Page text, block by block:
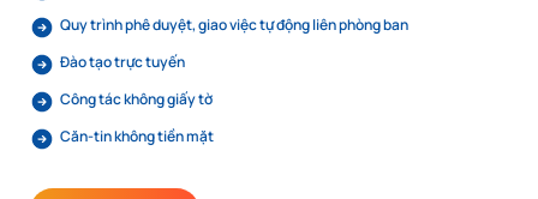
Quy trình phê duyệt, giao việc tự động liên phòng ban
Đào tạo trực tuyến
Công tác không giấy tờ
Căn-tin không tiền mặt